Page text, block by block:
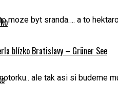
blízko Bratislavy – Grüner See
moze byt sranda…. a to
ale tak asi si